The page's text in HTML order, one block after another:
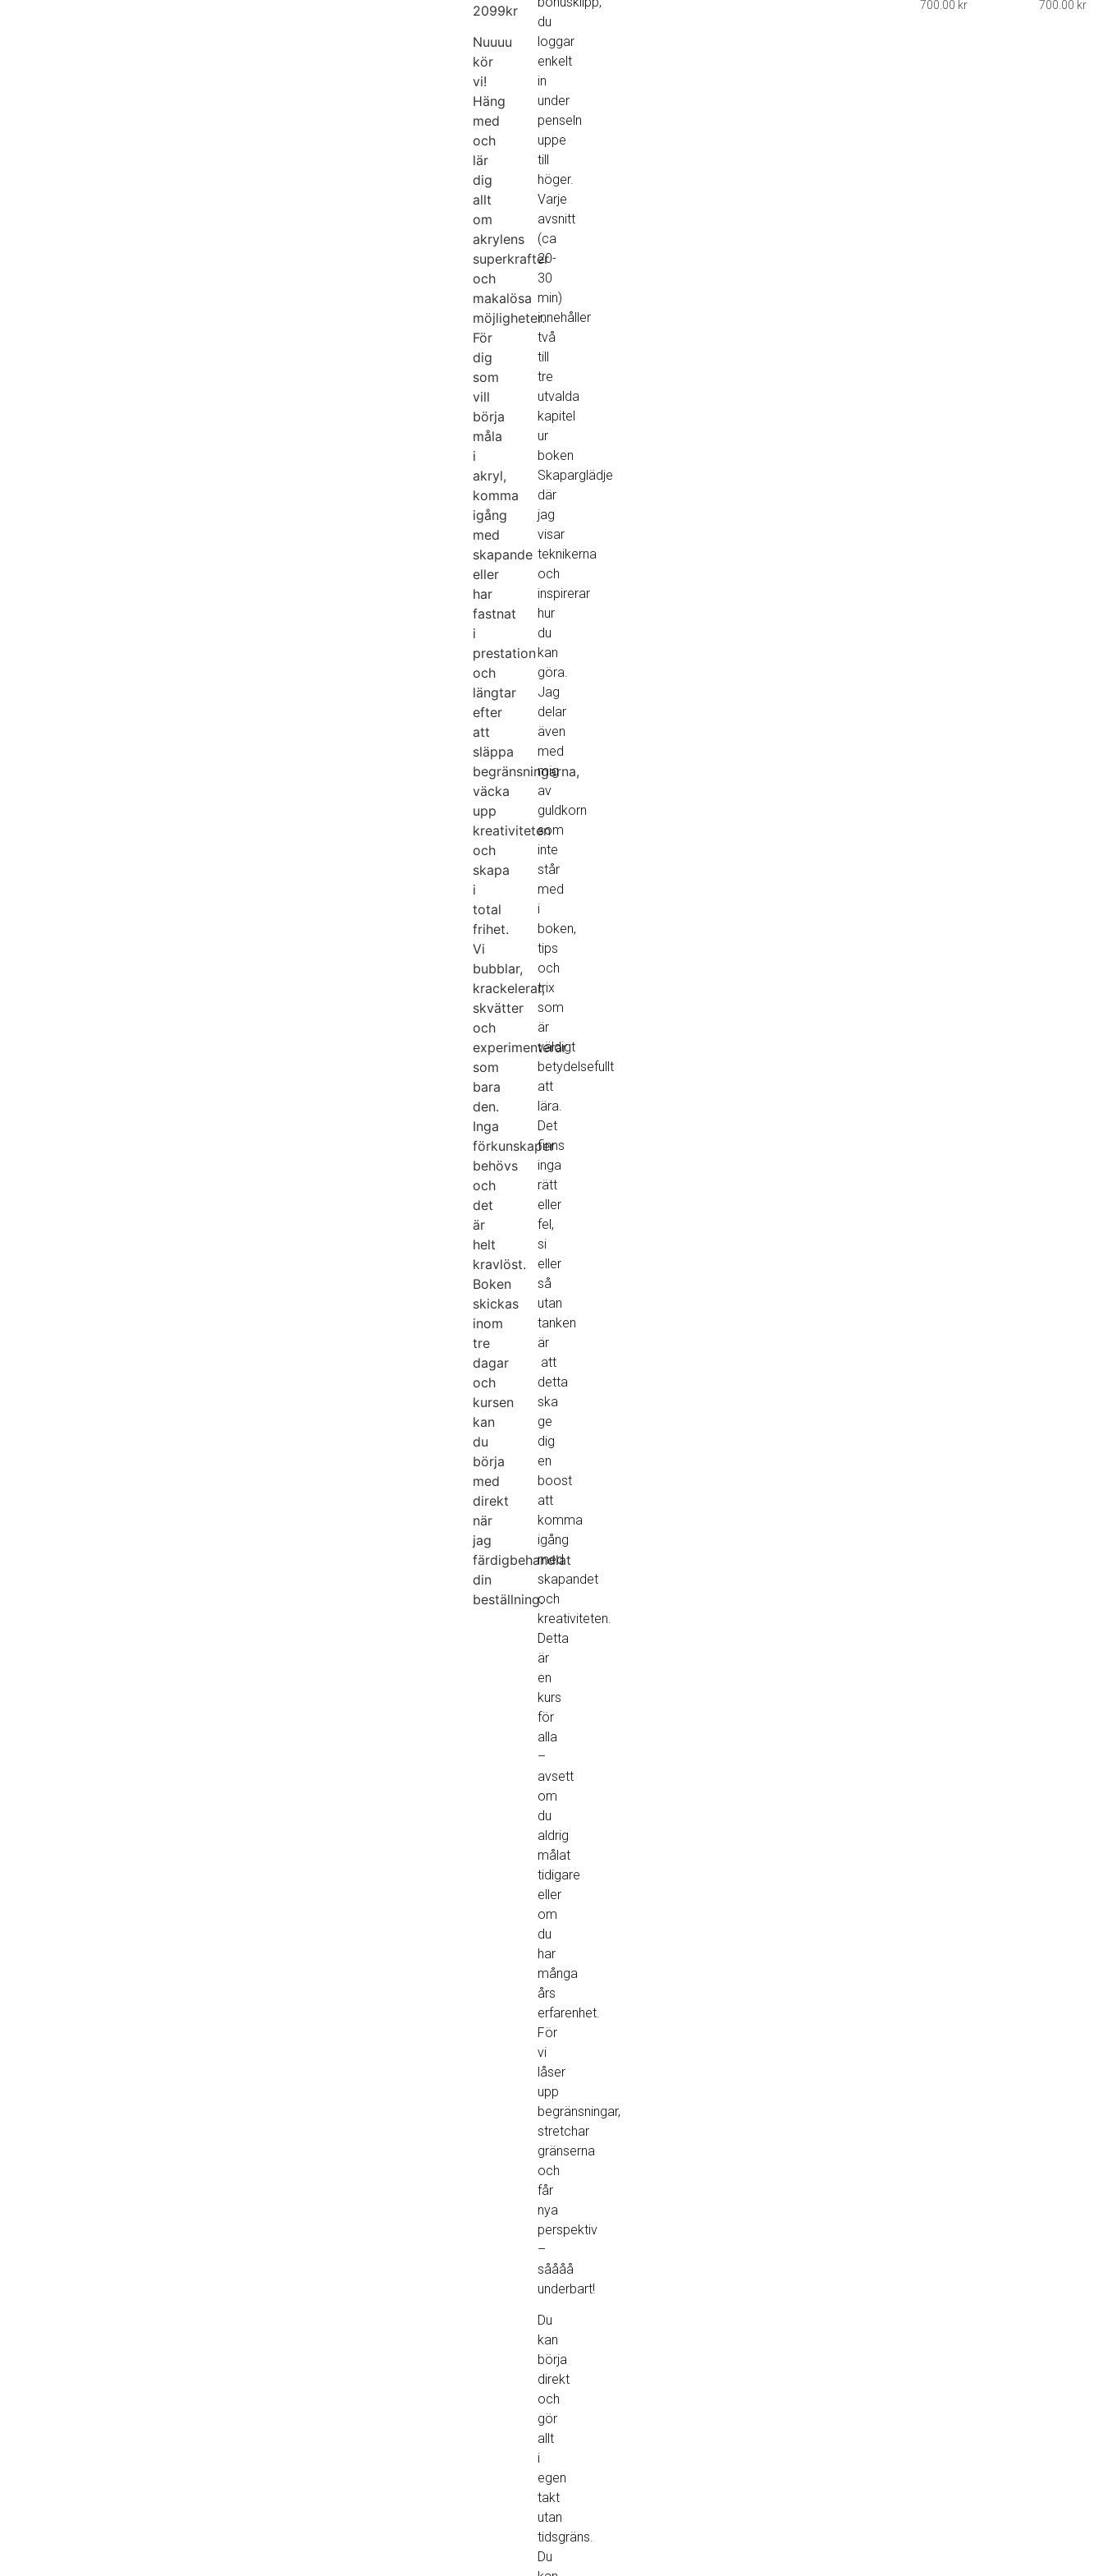
2099kr
Nuuuu
kör
vi!
Häng
med
och
lär
dig
allt
om
akrylens
superkrafter
och
makalösa
möjligheter.
För
dig
som
vill
börja
måla
i
akryl,
komma
igång
med
skapande
eller
har
fastnat
i
prestation
och
längtar
efter
att
släppa
begränsningarna,
väcka
upp
kreativiteten
och
skapa
i
total
frihet.
Vi
bubblar,
krackelerar,
skvätter
och
experimenterar
som
bara
den.
Inga
förkunskaper
behövs
och
det
är
helt
kravlöst.
Boken
skickas
inom
tre
dagar
och
kursen
kan
du
börja
med
direkt
när
jag
färdigbehandlat
din
beställning.
du
loggar
enkelt
in
under
penseln
uppe
till
höger.
Varje
avsnitt
(ca
20-
30
min)
innehåller
två
till
tre
utvalda
kapitel
ur
boken
Skaparglädje
där
jag
visar
teknikerna
och
inspirerar
hur
du
kan
göra.
Jag
delar
även
med
mig
av
guldkorn
som
inte
står
med
i
boken,
tips
och
trix
som
är
väldigt
betydelsefullt
att
lära.
Det
finns
inga
rätt
eller
fel,
si
eller
så
utan
tanken
är
att
detta
ska
ge
dig
en
boost
att
komma
igång
med
skapandet
och
kreativiteten.
Detta
är
en
kurs
för
alla
–
avsett
om
du
aldrig
målat
tidigare
eller
om
du
har
många
års
erfarenhet.
För
vi
låser
upp
begränsningar,
stretchar
gränserna
och
får
nya
perspektiv
–
såååå
underbart!
Du
kan
börja
direkt
och
gör
allt
i
egen
takt
utan
tidsgräns.
Du
700.00 kr 700.00 kr